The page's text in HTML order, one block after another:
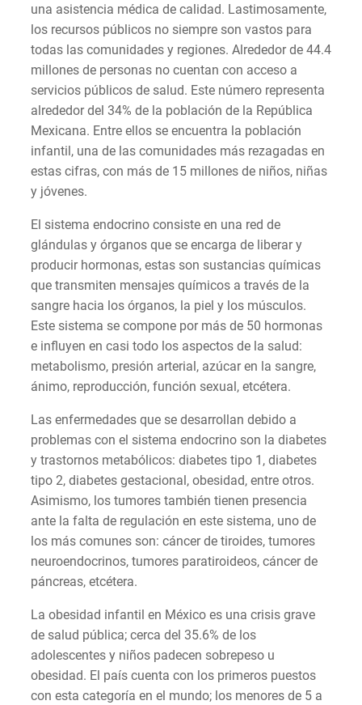
una asistencia médica de calidad. Lastimosamente,
los recursos públicos no siempre son vastos para
todas las comunidades y regiones. Alrededor de 44.4
millones de personas no cuentan con acceso a
servicios públicos de salud. Este número representa
alrededor del 34% de la población de la República
Mexicana. Entre ellos se encuentra la población
infantil, una de las comunidades más rezagadas en
estas cifras, con más de 15 millones de niños, niñas
y jóvenes.
El sistema endocrino consiste en una red de
glándulas y órganos que se encarga de liberar y
producir hormonas, estas son sustancias químicas
que transmiten mensajes químicos a través de la
sangre hacia los órganos, la piel y los músculos.
Este sistema se compone por más de 50 hormonas
e influyen en casi todo los aspectos de la salud:
metabolismo, presión arterial, azúcar en la sangre,
ánimo, reproducción, función sexual, etcétera.
Las enfermedades que se desarrollan debido a
problemas con el sistema endocrino son la diabetes
y trastornos metabólicos: diabetes tipo 1, diabetes
tipo 2, diabetes gestacional, obesidad, entre otros.
Asimismo, los tumores también tienen presencia
ante la falta de regulación en este sistema, uno de
los más comunes son: cáncer de tiroides, tumores
neuroendocrinos, tumores paratiroideos, cáncer de
páncreas, etcétera.
La obesidad infantil en México es una crisis grave
de salud pública; cerca del 35.6% de los
adolescentes y niños padecen sobrepeso u
obesidad. El país cuenta con los primeros puestos
con esta categoría en el mundo; los menores de 5 a